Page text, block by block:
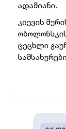
ადამიანი.
კიევის
ცეცხლი